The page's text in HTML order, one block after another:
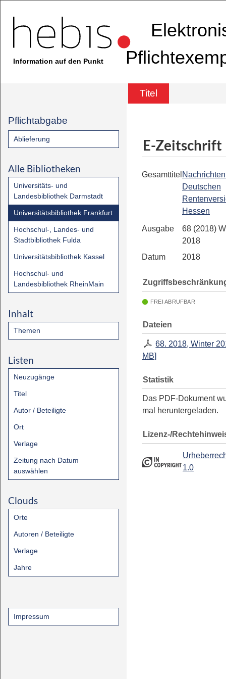
Information auf den Punkt
Titel
Pflichtabgabe
Ablieferung
Alle Bibliotheken
Universitäts- und
Landesbibliothek Darmstadt
Universitätsbibliothek Frankfurt
Hochschul-, Landes- und
Stadtbibliothek Fulda
Universitätsbibliothek Kassel
Hochschul- und
Landesbibliothek RheinMain
Inhalt
Themen
Listen
Neuzugänge
Titel
Autor / Beteiligte
Ort
Verlage
Zeitung nach Datum
auswählen
Clouds
Orte
Autoren / Beteiligte
Verlage
Jahre
Impressum
E-Zeitschrift
Gesamttitel
Deutschen
Hessen
Ausgabe
68 (2018)
2018
Datum
2018
FREI ABRUFBAR
Dateien
68. 2018, Winter
MB]
Statistik
Das PDF-Dokument
mal heruntergeladen.
Lizenz-/
1.0